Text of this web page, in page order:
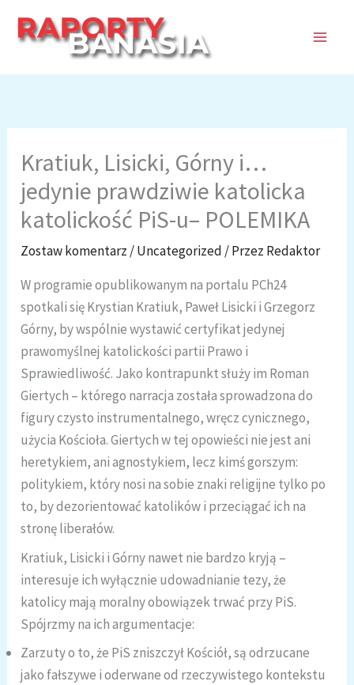
Kratiuk, Lisicki, Górny i…
jedynie prawdziwie katolicka
katolickość PiS-u– POLEMIKA
Zostaw komentarz/Uncategorized/ Przez Redaktor
W programie opublikowanym na portalu PCh24
spotkali się Krystian Kratiuk, Paweł Lisicki i Grzegorz
Górny, by wspólnie wystawić certyfikat jedynej
prawomyślnej katolickości partii Prawo i
Sprawiedliwość. Jako kontrapunkt służy im Roman
Giertych – którego narracja została sprowadzona do
figury czysto instrumentalnego, wręcz cynicznego,
użycia Kościoła. Giertych w tej opowieści nie jest ani
heretykiem, ani agnostykiem, lecz kimś gorszym:
politykiem, który nosi na sobie znaki religijne tylko po
to, by dezorientować katolików i przeciągać ich na
stronę liberałów.
Kratiuk, Lisicki i Górny nawet nie bardzo kryją –
interesuje ich wyłącznie udowadnianie tezy, że
katolicy mają moralny obowiązek trwać przy PiS.
Spójrzmy na ich argumentacje:
Zarzuty o to, że PiS zniszczył Kościół, są odrzucane
jako fałszywe i oderwane od rzeczywistego kontekstu